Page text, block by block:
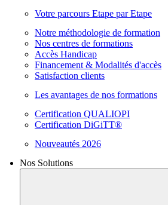
Votre parcours Etape par Etape
Notre méthodologie de formation
Nos centres de formations
Accès Handicap
Financement & Modalités d'accès
Satisfaction clients
Les avantages de nos formations
Certification QUALIOPI
Certification DiGiTT®
Nouveautés 2026
Nos Solutions